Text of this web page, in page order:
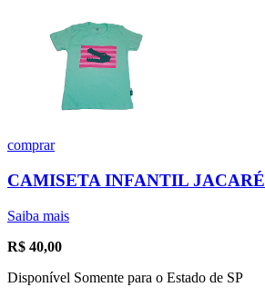
comprar
CAMISETA INFANTIL JACARÉ
Saiba mais
R$ 40,00
Disponível Somente para o Estado de SP